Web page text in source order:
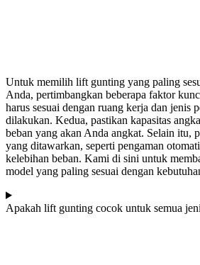
Untuk memilih lift gunting yang paling
Anda, pertimbangkan beberapa faktor
harus sesuai dengan ruang kerja dan jenis
dilakukan. Kedua, pastikan kapasitas
beban yang akan Anda angkat. Selain itu,
yang ditawarkan, seperti pengaman
kelebihan beban. Kami di sini untuk
model yang paling sesuai dengan
Apakah lift gunting cocok untuk semua